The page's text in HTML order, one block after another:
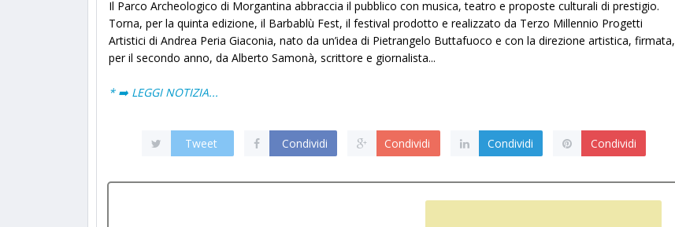
Il Parco Archeologico di Morgantina abbraccia il pubblico con musica, teatro e proposte culturali di prestigio.
Torna, per la quinta edizione, il Barbablù Fest, il festival prodotto e realizzato da Terzo Millennio Progetti
Artistici di Andrea Peria Giaconia, nato da un’idea di Pietrangelo Buttafuoco e con la direzione artistica, firmata,
per il secondo anno, da Alberto Samonà, scrittore e giornalista...
* ➡️ LEGGI NOTIZIA...
Tweet Condividi Condividi Condividi Condividi